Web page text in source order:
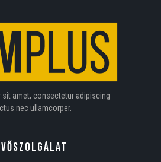
sit amet, consectetur adipiscing
nec ullamcorper.